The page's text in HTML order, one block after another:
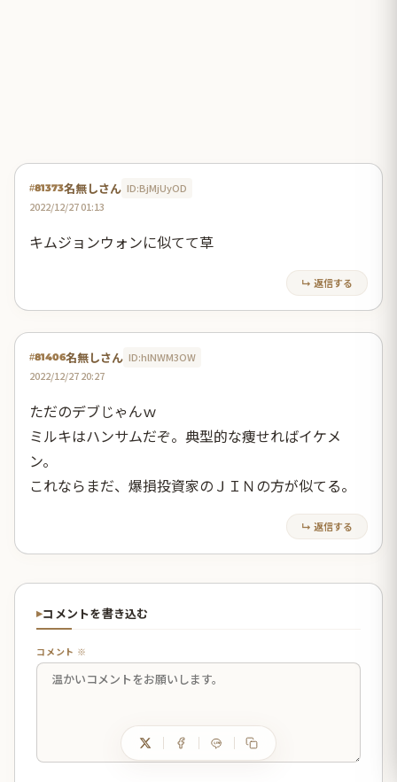
#81373名無しさん ID:BjMjUyOD
2022/12/27 01:13
キムジョンウォンに似てて草
↳ 返信する
#81406名無しさん ID:hlNWM3OW
2022/12/27 20:27
ただのデブじゃんｗ
ミルキはハンサムだぞ。典型的な痩せればイケメ
ン。
これならまだ、爆損投資家のＪＩＮの方が似てる。
↳ 返信する
コメントを書き込む
コメント ※